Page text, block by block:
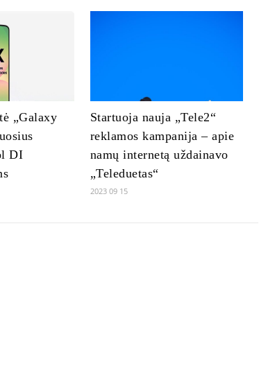
„Galaxy
DI
Startuoja nauja „Tele2“
reklamos kampanija – apie
namų internetą uždainavo
„Teleduetas“
2023 09 15